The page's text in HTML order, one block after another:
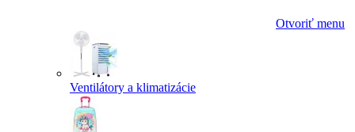
Otvoriť menu
Ventilátory a klimatizácie